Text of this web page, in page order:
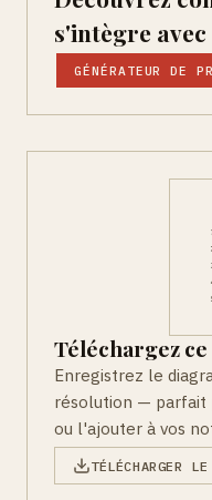
s'intègre
GÉNÉRATEUR DE
Téléchargez
Enregistrez le
résolution — parfait
ou l'ajouter à vos
TÉLÉCHARGER LE